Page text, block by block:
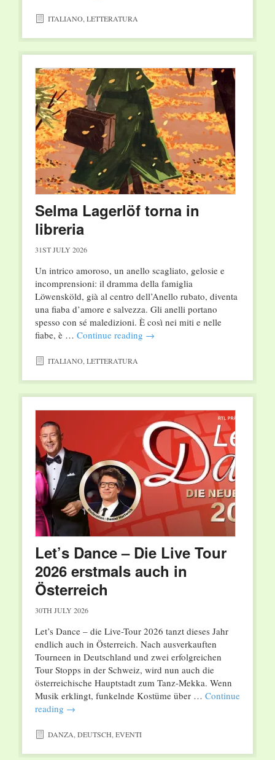
ITALIANO, LETTERATURA
Selma Lagerlöf torna in
libreria
31ST JULY 2026
Un intrico amoroso, un anello scagliato, gelosie e
incomprensioni: il dramma della famiglia
Löwensköld, già al centro dell’Anello rubato, diventa
una fiaba d’amore e salvezza. Gli anelli portano
spesso con sé maledizioni. È così nei miti e nelle
fiabe, è … Continue reading →
ITALIANO,LETTERATURA
Let’s Dance – Die Live Tour
2026 erstmals auch in
Österreich
30TH JULY 2026
Let’s Dance – die Live-Tour 2026 tanzt dieses Jahr
endlich auch in Österreich. Nach ausverkauften
Tourneen in Deutschland und zwei erfolgreichen
Tour Stopps in der Schweiz, wird nun auch die
österreichische Hauptstadt zum Tanz-Mekka. Wenn
Musik erklingt, funkelnde Kostüme über … Continue
reading →
DANZA,DEUTSCH,EVENTI